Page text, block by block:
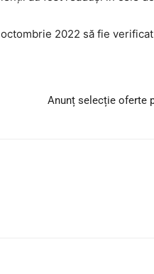
2022 să fie
Anunț selecție oferte